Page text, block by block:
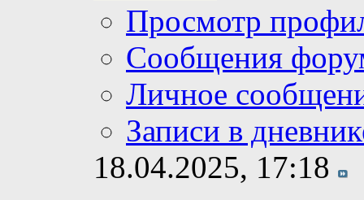
Просмотр
Сообщения
Личное
Записи в
18.04.2025, 17:18